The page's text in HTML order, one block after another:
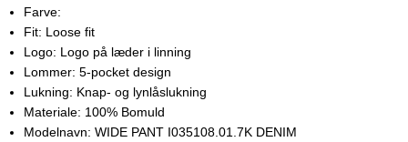
Farve:
Fit: Loose fit
Logo: Logo på læder i linning
Lommer: 5-pocket design
Lukning: Knap- og lynlåslukning
Materiale: 100% Bomuld
Modelnavn: WIDE PANT I035108.01.7K DENIM